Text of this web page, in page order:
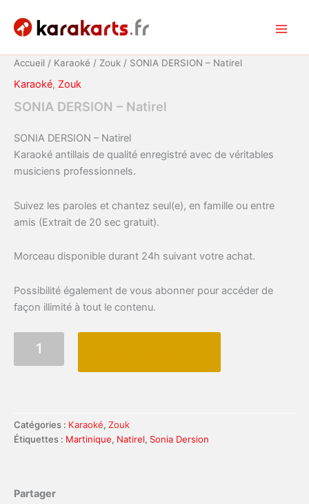
contenu
Accueil / Karaoké / Zouk / SONIA DERSION – Natirel
Karaoké, Zouk
SONIA DERSION – Natirel
SONIA DERSION – Natirel
Karaoké antillais de qualité enregistré avec de véritables
musiciens professionnels.
Suivez les paroles et chantez seul(e), en famille ou entre
amis (Extrait de 20 sec gratuit).
Morceau disponible durant 24h suivant votre achat.
Possibilité également de vous abonner pour accéder de
façon illimité à tout le contenu.
SONIA
Catégories : Karaoké, Zouk
Étiquettes : Martinique, Natirel, Sonia Dersion
Partager